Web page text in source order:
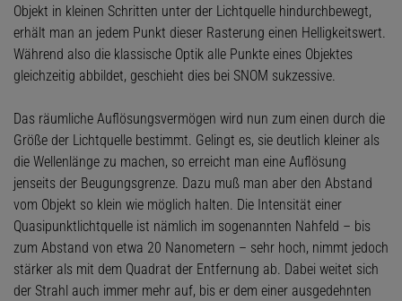
Objekt in kleinen Schritten unter der Lichtquelle hindurchbewegt,
erhält man an jedem Punkt dieser Rasterung einen Helligkeitswert.
Während also die klassische Optik alle Punkte eines Objektes
gleichzeitig abbildet, geschieht dies bei SNOM sukzessive.
Das räumliche Auflösungsvermögen wird nun zum einen durch die
Größe der Lichtquelle bestimmt. Gelingt es, sie deutlich kleiner als
die Wellenlänge zu machen, so erreicht man eine Auflösung
jenseits der Beugungsgrenze. Dazu muß man aber den Abstand
vom Objekt so klein wie möglich halten. Die Intensität einer
Quasipunktlichtquelle ist nämlich im sogenannten Nahfeld – bis
zum Abstand von etwa 20 Nanometern – sehr hoch, nimmt jedoch
stärker als mit dem Quadrat der Entfernung ab. Dabei weitet sich
der Strahl auch immer mehr auf, bis er dem einer ausgedehnten